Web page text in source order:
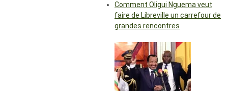
Comment Oligui Nguema veut
faire de Libreville un carrefour de
grandes rencontres